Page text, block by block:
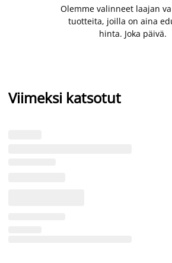
Olemme valinneet laajan
tuotteita, joilla on aina
hinta. Joka päivä.
Viimeksi katsotut